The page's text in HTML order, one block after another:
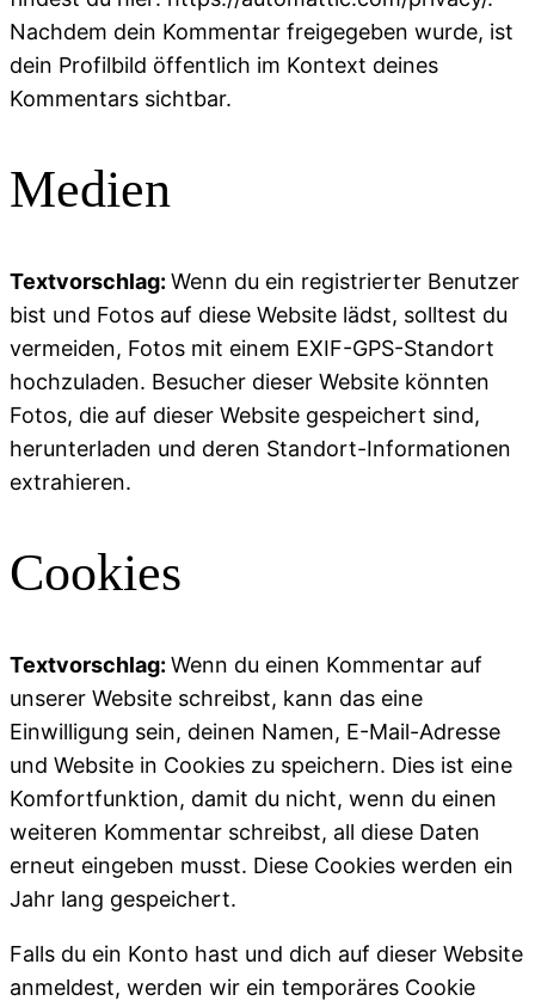
Nachdem dein Kommentar freigegeben wurde, ist
dein Profilbild öffentlich im Kontext deines
Kommentars sichtbar.
Medien
Textvorschlag: Wenn du ein registrierter Benutzer
bist und Fotos auf diese Website lädst, solltest du
vermeiden, Fotos mit einem EXIF-GPS-Standort
hochzuladen. Besucher dieser Website könnten
Fotos, die auf dieser Website gespeichert sind,
herunterladen und deren Standort-Informationen
extrahieren.
Cookies
Textvorschlag: Wenn du einen Kommentar auf
unserer Website schreibst, kann das eine
Einwilligung sein, deinen Namen, E-Mail-Adresse
und Website in Cookies zu speichern. Dies ist eine
Komfortfunktion, damit du nicht, wenn du einen
weiteren Kommentar schreibst, all diese Daten
erneut eingeben musst. Diese Cookies werden ein
Jahr lang gespeichert.
Falls du ein Konto hast und dich auf dieser Website
anmeldest, werden wir ein temporäres Cookie